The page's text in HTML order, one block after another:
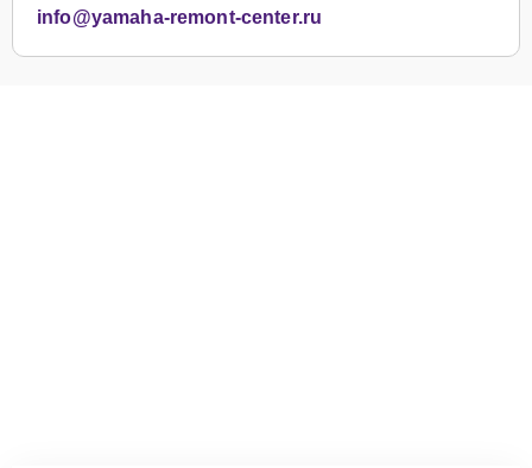
info@yamaha-remont-center.ru